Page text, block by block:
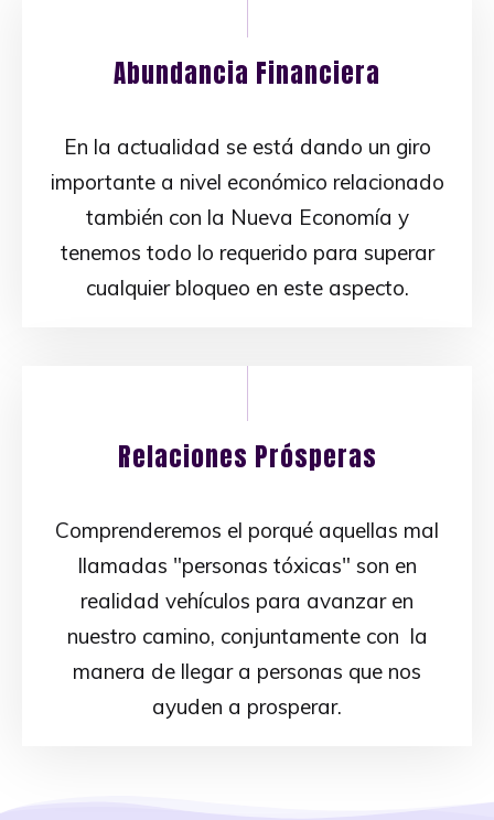
Abundancia Financiera
En la actualidad se está dando un giro
importante a nivel económico relacionado
también con la Nueva Economía y
tenemos todo lo requerido para superar
cualquier bloqueo en este aspecto.
Relaciones Prósperas
Comprenderemos el porqué aquellas mal
llamadas "personas tóxicas" son en
realidad vehículos para avanzar en
nuestro camino, conjuntamente con la
manera de llegar a personas que nos
ayuden a prosperar.